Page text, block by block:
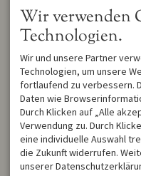
Direktbuchung
persönliche Betreuung
durch dieAlpenträumer
keine Anzahlung im
Vorfeld
moderne und
zeitgemäße Einrichtung
nur klassifizierte
(Sterne) Wohnungen
hochwertige
Bettwäsche/
eigener Parkplatz
mit Balkon/Terrasse
Wir verwenden
Technologien.
Wir und unsere Partner
Technologien, um unsere
fortlaufend zu verbessern.
Daten wie
Durch Klicken auf „Alle
Verwendung zu. Durch
eine individuelle Auswahl
die Zukunft widerrufen.
unserer